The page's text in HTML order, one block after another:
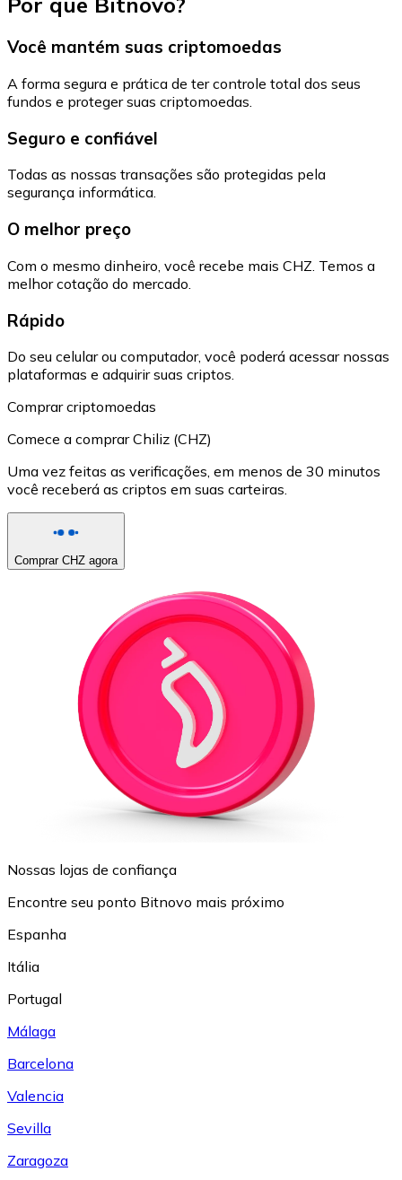
Você mantém suas criptomoedas
A forma segura e prática de ter controle total dos seus
fundos e proteger suas criptomoedas.
Seguro e confiável
Todas as nossas transações são protegidas pela
segurança informática.
O melhor preço
Com o mesmo dinheiro, você recebe mais CHZ. Temos a
melhor cotação do mercado.
Rápido
Do seu celular ou computador, você poderá acessar nossas
plataformas e adquirir suas criptos.
Comprar criptomoedas
Comece a comprar Chiliz (CHZ)
Uma vez feitas as verificações, em menos de 30 minutos
você receberá as criptos em suas carteiras.
Comprar CHZ agora
Nossas lojas de confiança
Encontre seu ponto Bitnovo mais próximo
Espanha
Itália
Portugal
Málaga
Barcelona
Valencia
Sevilla
Zaragoza